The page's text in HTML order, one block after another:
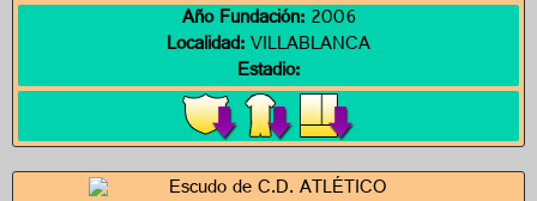
Año Fundación:2006
Localidad:VILLABLANCA
Estadio: